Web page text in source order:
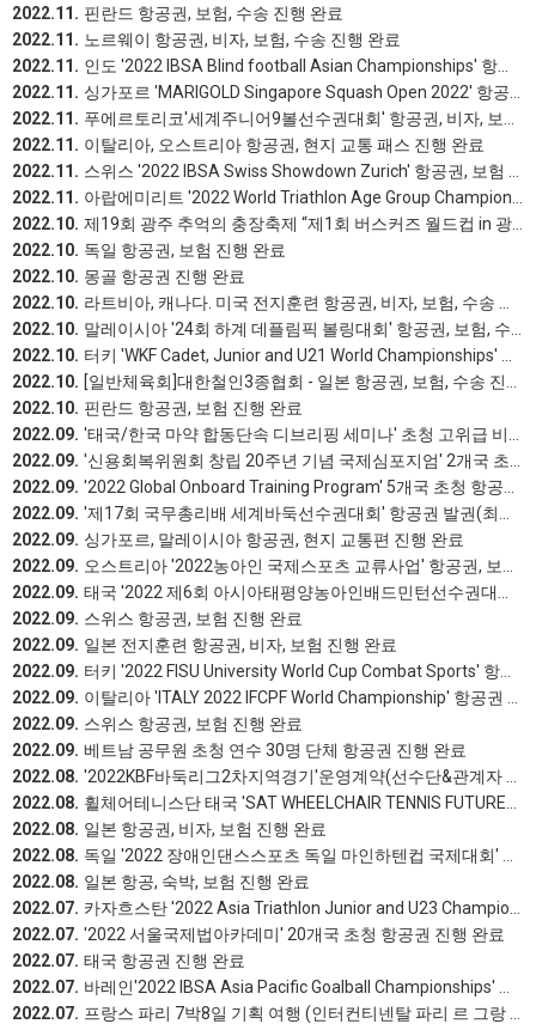
2022.11. 핀란드 항공권, 보험, 수송 진행 완료
2022.11. 노르웨이 항공권, 비자, 보험, 수송 진행 완료
2022.11. 인도 '2022 IBSA Blind football Asian Championships' 항공권 진행 완료
2022.11. 싱가포르 'MARIGOLD Singapore Squash Open 2022' 항공권, 숙박 진행 완료
2022.11. 푸에르토리코'세계주니어9볼선수권대회' 항공권, 비자, 보험 진행 완료
2022.11. 이탈리아, 오스트리아 항공권, 현지 교통 패스 진행 완료
2022.11. 스위스 '2022 IBSA Swiss Showdown Zurich' 항공권, 보험 진행 완료
2022.11. 아랍에미리트 '2022 World Triathlon Age Group Championships Abu Dhabi' 항공권, 보험 진행 완료
2022.10. 제19회 광주 추억의 충장축제 “제1회 버스커즈 월드컵 in 광주” 40개국 해외 초청 항공권 진행 완료
2022.10. 독일 항공권, 보험 진행 완료
2022.10. 몽골 항공권 진행 완료
2022.10. 라트비아, 캐나다. 미국 전지훈련 항공권, 비자, 보험, 수송 진행 완료
2022.10. 말레이시아 '24회 하계 데플림픽 볼링대회' 항공권, 보험, 수송 진행 완료
2022.10. 터키 'WKF Cadet, Junior and U21 World Championships' 항공권, 보험 진행 완료
2022.10. [일반체육회]대한철인3종협회 - 일본 항공권, 보험, 수송 진행 완료
2022.10. 핀란드 항공권, 보험 진행 완료
2022.09. '태국/한국 마약 합동단속 디브리핑 세미나' 초청 고위급 비즈니스, 일반 항공권 진행 완료
2022.09. '신용회복위원회 창립 20주년 기념 국제심포지엄' 2개국 초청 고위급 비즈니스 항공권, 숙박 진행 완료
2022.09. '2022 Global Onboard Training Program' 5개국 초청 항공권 진행 완료
2022.09. '제17회 국무총리배 세계바둑선수권대회' 항공권 발권(최대 60개국 80여명,비즈니스항공권 일부 포함)진행 완료
2022.09. 싱가포르, 말레이시아 항공권, 현지 교통편 진행 완료
2022.09. 오스트리아 '2022농아인 국제스포츠 교류사업' 항공권, 보험 진행 완료
2022.09. 태국 '2022 제6회 아시아태평양농아인배드민턴선수권대회' 항공권 진행 완료
2022.09. 스위스 항공권, 보험 진행 완료
2022.09. 일본 전지훈련 항공권, 비자, 보험 진행 완료
2022.09. 터키 '2022 FISU University World Cup Combat Sports' 항공권, 보험 진행 완료
2022.09. 이탈리아 'ITALY 2022 IFCPF World Championship' 항공권 진행 완료
2022.09. 스위스 항공권, 보험 진행 완료
2022.09. 베트남 공무원 초청 연수 30명 단체 항공권 진행 완료
2022.08. '2022KBF바둑리그2차지역경기'운영계약(선수단&관계자 숙박. 식사, 경기장대관, 제작물 발주, 경지장 인터넷 장비 대여, 동호인 대회장소 섭외등 전반적인 관리 운영)
2022.08. 휠체어테니스단 태국 'SAT WHEELCHAIR TENNIS FUTURES' 항공권, 보험 진행 완료
2022.08. 일본 항공권, 비자, 보험 진행 완료
2022.08. 독일 '2022 장애인댄스스포츠 독일 마인하텐컵 국제대회' 항공권 진행 완료
2022.08. 일본 항공, 숙박, 보험 진행 완료
2022.07. 카자흐스탄 '2022 Asia Triathlon Junior and U23 Championships Nur Sultan' 항공권, 보험 진행 완료
2022.07. '2022 서울국제법아카데미' 20개국 초청 항공권 진행 완료
2022.07. 태국 항공권 진행 완료
2022.07. 바레인'2022 IBSA Asia Pacific Goalball Championships' 항공권 진행 완료
2022.07. 프랑스 파리 7박8일 기획 여행 (인터컨티넨탈 파리 르 그랑 호텔) 진행 완료